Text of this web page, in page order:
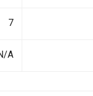
7
A